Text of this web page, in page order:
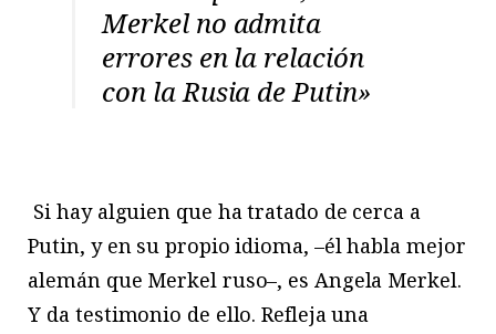
Merkel no admita
errores en la relación
con la Rusia de Putin»
Si hay alguien que ha tratado de cerca a
Putin, y en su propio idioma, –él habla mejor
alemán que Merkel ruso–, es Angela Merkel.
Y da testimonio de ello. Refleja una